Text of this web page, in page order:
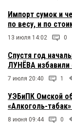
Импорт сумок и
по весу, и по
13 июля 14:02 0
Спустя год
ЛУНЁВА избавили
7 июля 20:40 1
УЭБиПК Омской
«Алкоголь-
8 июня 09:44 0